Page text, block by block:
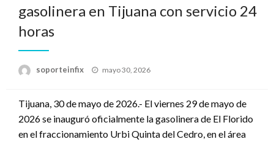
gasolinera en Tijuana con servicio 24
horas
soporteinfix
Publicado
mayo 30, 2026
Tijuana, 30 de mayo de 2026.- El viernes 29 de mayo de
2026 se inauguró oficialmente la gasolinera de El Florido
en el fraccionamiento Urbi Quinta del Cedro, en el área